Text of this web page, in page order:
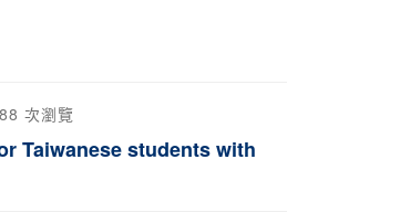
次瀏覽
Taiwanese students with